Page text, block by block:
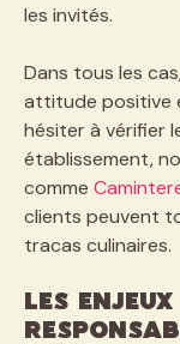
les invités.
Dans tous les
attitude positive
hésiter à vérifier
établissement,
comme
clients peuvent
tracas culinaires.
Les